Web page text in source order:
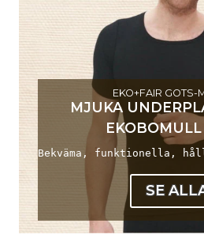
EKO+FAIR GOTS-
MJUKA
Bekväma, funktionella,
SE